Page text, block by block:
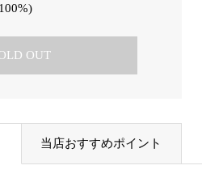
OUT
当店おすすめポイント